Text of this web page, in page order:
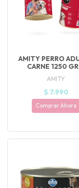
JUGAR
AMITY PERRO
CARNE 1250
AMITY
$ 7.990
Comprar Ahora